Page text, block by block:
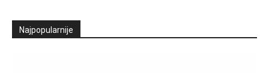
Najpopularnije